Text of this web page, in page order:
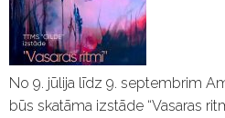
No 9. jūlija līdz 9. septembrim
būs skatāma izstāde “Vasaras